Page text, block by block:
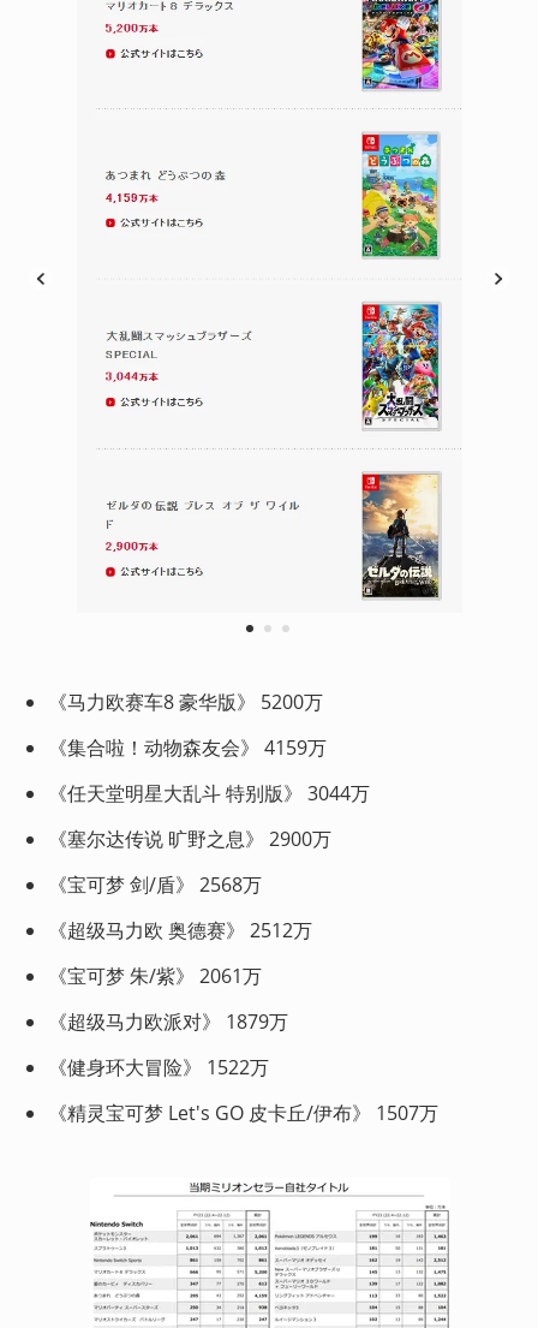
1 2 3
《马力欧赛车8 豪华版》 5200万
《集合啦！动物森友会》 4159万
《任天堂明星大乱斗 特别版》 3044万
《塞尔达传说 旷野之息》 2900万
《宝可梦 剑/盾》 2568万
《超级马力欧 奥德赛》 2512万
《宝可梦 朱/紫》 2061万
《超级马力欧派对》 1879万
《健身环大冒险》 1522万
《精灵宝可梦 Let's GO 皮卡丘/伊布》 1507万